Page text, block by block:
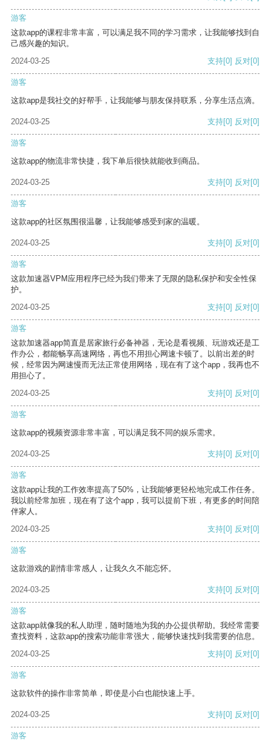
游客
这款app的课程非常丰富，可以满足我不同的学习需求，让我能够找到自
己感兴趣的知识。
2024-03-25
支持[0] 反对[0]
游客
这款app是我社交的好帮手，让我能够与朋友保持联系，分享生活点滴。
2024-03-25 支持[0] 反对[0]
游客
这款app的物流非常快捷，我下单后很快就能收到商品。
2024-03-25 支持[0] 反对[0]
游客
这款app的社区氛围很温馨，让我能够感受到家的温暖。
2024-03-25 支持[0] 反对[0]
游客
这款加速器VPM应用程序已经为我们带来了无限的隐私保护和安全性保
护。
2024-03-25
支持[0] 反对[0]
游客
这款加速器app简直是居家旅行必备神器，无论是看视频、玩游戏还是工
作办公，都能畅享高速网络，再也不用担心网速卡顿了。以前出差的时
候，经常因为网速慢而无法正常使用网络，现在有了这个app，我再也不
用担心了。
2024-03-25
支持[0] 反对[0]
游客
这款app的视频资源非常丰富，可以满足我不同的娱乐需求。
2024-03-25 支持[0] 反对[0]
游客
这款app让我的工作效率提高了50%，让我能够更轻松地完成工作任务。
我以前经常加班，现在有了这个app，我可以提前下班，有更多的时间陪
伴家人。
2024-03-25
支持[0] 反对[0]
游客
这款游戏的剧情非常感人，让我久久不能忘怀。
2024-03-25 支持[0] 反对[0]
游客
这款app就像我的私人助理，随时随地为我的办公提供帮助。我经常需要
查找资料，这款app的搜索功能非常强大，能够快速找到我需要的信息。
2024-03-25
支持[0] 反对[0]
游客
这款软件的操作非常简单，即使是小白也能快速上手。
2024-03-25 支持[0] 反对[0]
游客